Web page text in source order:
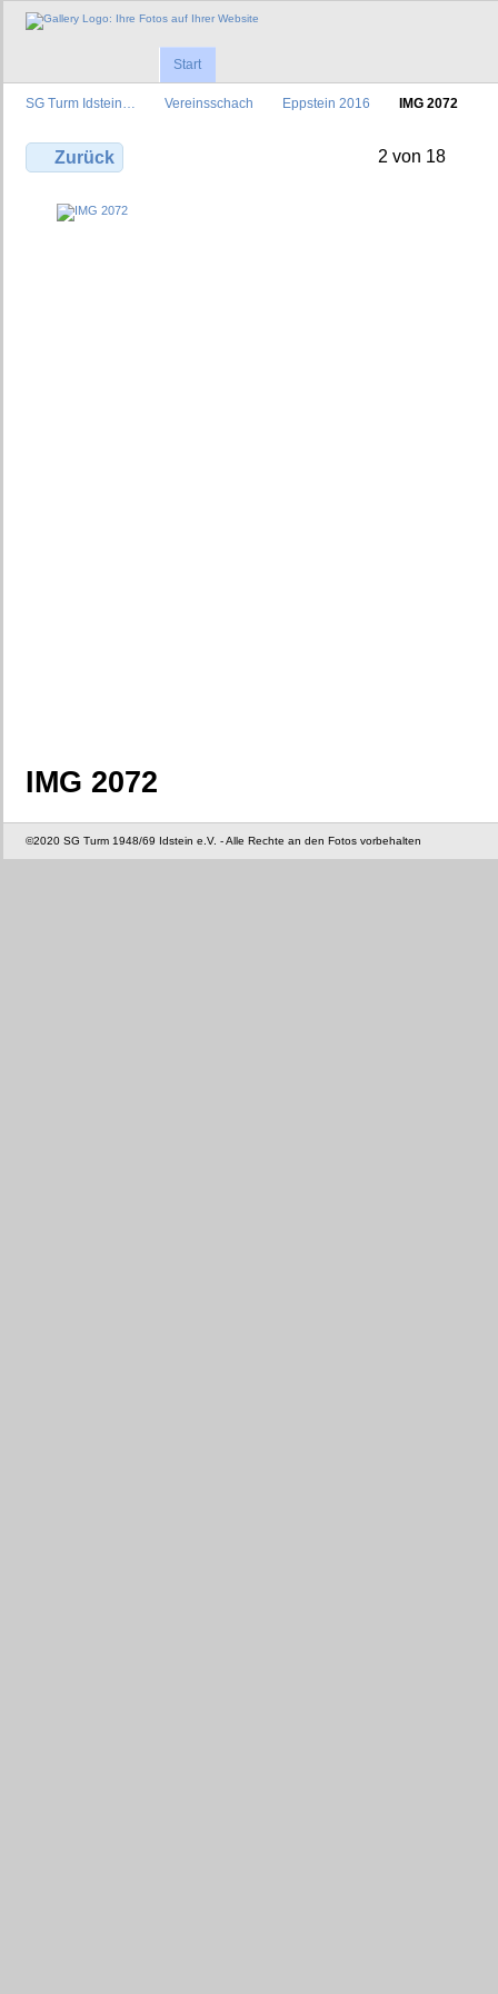
Start
SG Turm Idstein… Vereinsschach Eppstein 2016 IMG 2072
Zurück 2 von 18
IMG 2072
©2020 SG Turm 1948/69 Idstein e.V. - Alle Rechte an den Fotos vorbehalten